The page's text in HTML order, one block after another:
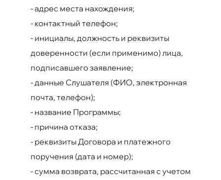
-адрес места нахождения;
- контактный телефон;
- инициалы, должность и реквизиты
доверенности (если применимо) лица,
подписавшего заявление;
- данные Слушателя (ФИО, электронная
почта, телефон);
- название Программы;
- причина отказа;
- реквизиты Договора и платежного
поручения (дата и номер);
-сумма возврата, рассчитанная с учетом